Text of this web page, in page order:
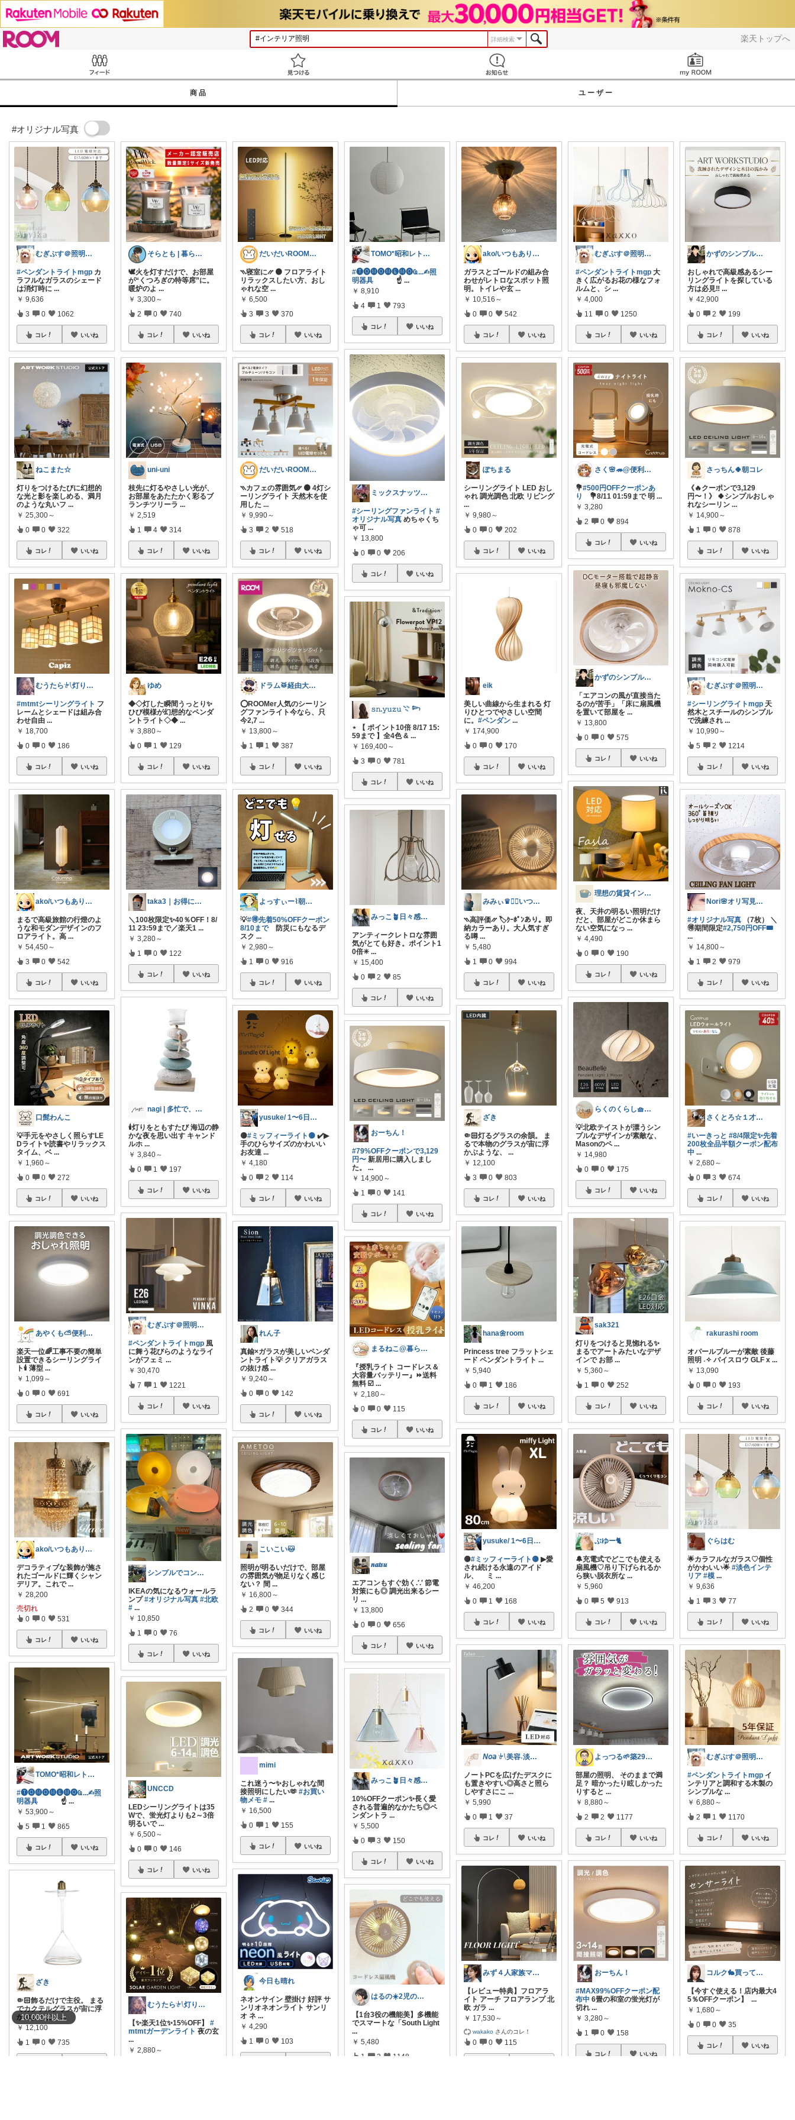
楽天トップへ
詳細検索
商品 ユーザー
#オリジナル写真
10,000件以上
むぎぷす＠照明とインテリアと北欧食器
#ペンダントライトmgp カ
ラフルなガラスのシェード
は消灯時に ...
￥ 9,636
3 0 1062
コレ いいね
ねこまた☆
灯りをつけるたびに幻想的
な光と影を楽しめる、満月
のような丸いフ ...
￥ 25,300～
0 0 322
コレ いいね
むうたら𓍯灯りとインテリア
#mtmtシーリングライト フ
レームとシェードは組み合
わせ自由 ...
￥ 18,700
0 0 186
コレ いいね
ako/いつもありがとう🌈5日感謝
まるで高級旅館の行燈のよ
うな和モダンデザインのフ
ロアライト。高 ...
￥ 54,450～
3 0 542
コレ いいね
口髭わんこ
💡手元をやさしく照らすLE
Dライト✨読書やリラックス
タイム、ベ ...
￥ 1,960～
0 0 272
コレ いいね
あやくも⛅便利なもの、おしゃれなもの
楽天一位🌈工事不要の簡単
設置できるシーリングライ
ト🕯️ 薄型 ...
￥ 1,099～
0 0 691
コレ いいね
ako/いつもありがとう🌈5日感謝
デコラティブな装飾が施さ
れたゴールドに輝くシャン
デリア。これで ...
￥ 28,200
売切れ
0 0 531
コレ いいね
TOMO*昭和レトロ 📷🍎
#🅣🅞︎🅜🅞︎🅜🅔︎🅜🅞︎︎︎︎Ҩ...✍︎照
明器具 ☝ ...
￥ 53,900～
5 1 865
コレ いいね
ざき
🤏🏻飾るだけで主役。 まる
でカクテルグラスが宙に浮
かぶような、 ...
￥ 12,100
1 0 735
そらとも | 暮らしItem🕊️朝コレ
🕊️火を灯すだけで、お部屋
が“くつろぎの特等席”に。
暖炉のよ ...
￥ 3,300～
2 0 740
コレ いいね
uni-uni
枝先に灯るやさしい光が、
お部屋をあたたかく彩るブ
ランチツリーラ ...
￥ 2,519
1 4 314
コレ いいね
ゆめ
◆◇灯した瞬間うっとり✨
ひび模様が幻想的なペンダ
ントライト◇◆ ...
￥ 3,880～
0 1 129
コレ いいね
taka3｜お得にお買い物✨
＼100枚限定✨40％OFF！8/
11 23:59まで／楽天1 ...
￥ 3,280～
1 0 122
コレ いいね
nagi | 多忙で、時々お休み
🕯️灯りをともすたび 海辺の静
かな夜を思い出す キャンド
ルホ ...
￥ 3,840～
0 1 197
コレ いいね
むぎぷす＠照明とインテリアと北欧食器
#ペンダントライトmgp 風
に舞う花びらのようなライ
ンがフェミ ...
￥ 30,470
7 1 1221
コレ いいね
シンプルでコンパクトな暮らしとアウトドア
IKEAの気になるウォールラ
ンプ#オリジナル写真 #北欧
# ...
￥ 10,850
1 0 76
コレ いいね
UNCCD
LEDシーリングライトは35
Wで、蛍光灯よりも2～3倍
明るいで ...
￥ 6,500～
0 0 146
コレ いいね
むうたら𓍯灯りとインテリア
【✨楽天1位✨15%OFF】#
mtmtガーデンライト 夜の玄
...
￥ 2,880～
だいだいROOM@整う暮らし｜インテリア
⳹寝室に⳼ 🟠 フロアライト
リラックスしたい方、おし
ゃれな空 ...
￥ 6,500
3 3 370
コレ いいね
だいだいROOM@整う暮らし｜インテリア
⳹カフェの雰囲気⳼ 🟠 4灯シ
ーリングライト 天然木を使
用した ...
￥ 9,990～
3 2 518
コレ いいね
ドラム🥁経由大感謝🉐
⭕️ROOMer人気のシーリン
グファンライト今なら、只
今2,7 ...
￥ 13,800～
1 1 387
コレ いいね
よっすぃー⌇朝コレ☀楽しい暮らし😇
💡#🉐先着50%OFFクーポン
8/10まで防災にもなるデ
スク ...
￥ 2,980～
1 0 916
コレ いいね
yusuke/ 1〜6日購入感謝♫
🟡#ミッフィーライト🟡 ✔️▶
手のひらサイズのかわいい
お友達 ...
￥ 4,180
0 2 114
コレ いいね
れん子
真鍮×ガラスが美しいペンダ
ントライト💡 クリアガラス
の抜け感 ...
￥ 9,240～
0 0 142
コレ いいね
こいこい🐱
照明が明るいだけで、部屋
の雰囲気が物足りなく感じ
ない？ 間 ...
￥ 16,800～
2 0 344
コレ いいね
mimi
これ迷う〜✨おしゃれな間
接照明にしたい🫶#お買い
物メモ # ...
￥ 16,500
0 1 155
コレ いいね
今日も晴れ
ネオンサイン 壁掛け 好評 サ
ンリオネオンライト サンリ
オ ネ ...
￥ 4,290
1 0 103
TOMO*昭和レトロ 📷🍎
#🅣🅞︎🅜🅞︎🅜🅔︎🅜🅞︎︎︎︎Ҩ...✍︎照
明器具 ☝ ...
￥ 8,910
4 1 793
コレ いいね
ミックスナッツ💎ご経由購入感謝です🌟
#シーリングファンライト #
オリジナル写真 めちゃくち
ゃ可 ...
￥ 13,800
0 0 206
コレ いいね
𝚜𝚗.𝚢𝚞𝚣𝚞 𓇢 𓆸
⋆ 【 ポイント10倍 8/17 15:
59まで 】全4色 & ...
￥ 169,400～
3 0 781
コレ いいね
みっこ🪴日々感謝🌷いいね上限🙏
アンティークレトロな雰囲
気がとても好き。ポイント1
0倍✳︎...
￥ 15,400
0 2 85
コレ いいね
おーちん！
#79%OFFクーポンで3,129
円〜 新居用に購入しまし
た。
...
￥ 14,900～
1 0 141
コレ いいね
まるねこ@暮らしと子育て🐈️🌸
『授乳ライト コードレス＆
大容量バッテリー』⏩️送料
無料 ☑️ ...
￥ 2,180～
0 0 115
コレ いいね
𝒏𝒂𝒕𝒔𝒖
エアコンもすぐ効く.′.′ 節電
対策にも◎ 調光出来るシー
リ ...
￥ 13,800
0 0 656
コレ いいね
みっこ🪴日々感謝🌷いいね上限🙏
10%OFFクーポン✨長く愛
される普遍的なかたち◎ペ
ンダントラ ...
￥ 5,500
0 3 150
コレ いいね
はるの☀️2児のママ𓂃◌𓈒𓐍
【1台3役の機能美】多機能
でスマートな「South Light
...
￥ 5,480
1 2 1148
ako/いつもありがとう🌈5日感謝
ガラスとゴールドの組み合
わせがレトロなスポット照
明。トイレや玄 ...
￥ 10,516～
0 0 542
コレ いいね
ぽちまる
シーリングライト LED おし
ゃれ 調光調色 北欧 リビング
...
￥ 9,980～
0 0 202
コレ いいね
eik
美しい曲線から生まれる 灯
りひとつでやさしい空間
に。#ペンダン ...
￥ 174,900
0 0 170
コレ いいね
みみぃ♛👯‍♀️いつもありがとう🎪
⳹高評価⳼ 🏷️ｸｰﾎﾟﾝあり。即
納カラーあり。大人気すぎ
る噂 ...
￥ 5,480
1 0 994
コレ いいね
ざき
🤏🏻灯るグラスの余韻。 ま
るで本物のグラスが宙に浮
かぶような、
...
￥ 12,100
3 0 803
コレ いいね
hana🌼room
Princess tree フラットシェ
ード ペンダントライト ...
￥ 5,940
0 1 186
コレ いいね
yusuke/ 1〜6日購入感謝♫
🟡#ミッフィーライト🟡 ▶愛
され続ける永遠のアイド
ル、 ミ ...
￥ 46,200
0 1 168
コレ いいね
𝘕𝘰𝘢 𓍯美容˖淡色˖グレージュ
ノートPCを広げたデスクに
も置きやすい◎高さと照ら
しやすさにこ ...
￥ 5,990
0 1 37
コレ いいね
みず４人家族ママ★３０代子育て奮闘中🙆
【レビュー特典】フロアラ
イト アーチ フロアランプ 北
欧 ガラ ...
￥ 17,530～
wakako さんのコレ！
0 0 115
むぎぷす＠照明とインテリアと北欧食器
#ペンダントライトmgp 大
きく広がるお花の様なフォ
ルムと、シ ...
￥ 4,000
11 0 1250
コレ いいね
さく🌸🦔@便利でかわいいを探す旅
💐#500円OFFクーポンあ
り
💐8/11 01:59まで 明 ...
￥ 3,280
2 0 894
コレ いいね
かずのシンプル生活｜一生モノに出会う場所
「エアコンの風が直接当た
るのが苦手」「床に扇風機
を置いて部屋を ...
￥ 13,800
0 0 575
コレ いいね
理想の賃貸インテリア
夜、天井の明るい照明だけ
だと、部屋がどこか休まら
ない空気になっ ...
￥ 4,490
0 0 190
コレ いいね
らくのくらし🧺手しごとで暮らしを整える
💡北欧テイストが漂うシン
プルなデザインが素敵な、
Masonのペ ...
￥ 14,980
0 0 175
コレ いいね
sak321
灯りをつけると見惚れる✨
まるでアートみたいなデザ
インで お部 ...
￥ 5,360～
1 0 252
コレ いいね
ぶゆー🐈
🔔充電式でどこでも使える
扇風機♡吊り下げられるか
ら狭い脱衣所な ...
￥ 5,960
0 5 913
コレ いいね
よっつる🌱築29年オシャレ改造発信中！
部屋の照明、 そのままで満
足？ 暗かったり眩しかった
りすると ...
￥ 8,880～
2 2 1177
コレ いいね
おーちん！
#MAX99%OFFクーポン配
布中 6畳の和室の蛍光灯が
切れ ...
￥ 3,280～
1 0 158
コレ いいね
かずのシンプル生活｜一生モノに出会う場所
おしゃれで高級感あるシー
リングライトを探している
方は必見‼️...
￥ 42,900
0 2 199
コレ いいね
さっちん🍀朝コレ
《🔥クーポンで3,129
円〜！》 🍀シンプルおしゃ
れなシーリン ...
￥ 14,900～
1 0 878
コレ いいね
むぎぷす＠照明とインテリアと北欧食器
#シーリングライトmgp 天
然木とスチールのシンプル
で洗練され ...
￥ 10,990～
5 2 1214
コレ いいね
Nori🌸オリ写見て欲しいなぁ🤭
#オリジナル写真 （7枚） ＼
🉐期間限定#2,750円OFF🎟
...
￥ 14,800～
1 2 979
コレ いいね
さくとろ☆１才児ぱぱ
#いーきっと #8/4限定✨先着
200枚全品半額クーポン配布
中 ...
￥ 2,680～
0 3 674
コレ いいね
rakurashi room
オパールブルーが素敵 後藤
照明 ˖✧ バイスロウ GLF x...
￥ 13,090
0 0 193
コレ いいね
ぐらはむ
🌟カラフルなガラス♡個性
がかわいい🌟#淡色インテ
リア #模 ...
￥ 9,636
1 3 77
コレ いいね
むぎぷす＠照明とインテリアと北欧食器
#ペンダントライトmgp イ
ンテリアと調和する木製の
シンプルな ...
￥ 6,880～
2 1 1170
コレ いいね
コルク🐇買ってよかった！オリジナル写真
【今すぐ使える！店内最大4
5％OFFクーポン】 ︎︎︎︎︎︎︎
...
￥ 1,680～
0 0 35
コレ いいね